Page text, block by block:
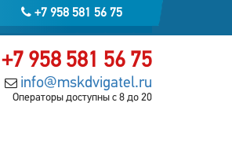
+7 958 581 56 75
+7 958 581 56 75
info@mskdvigatel.ru
Операторы доступны с 8 до 20